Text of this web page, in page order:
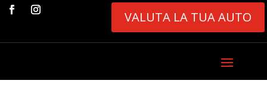
VALUTA LA TUA AUTO